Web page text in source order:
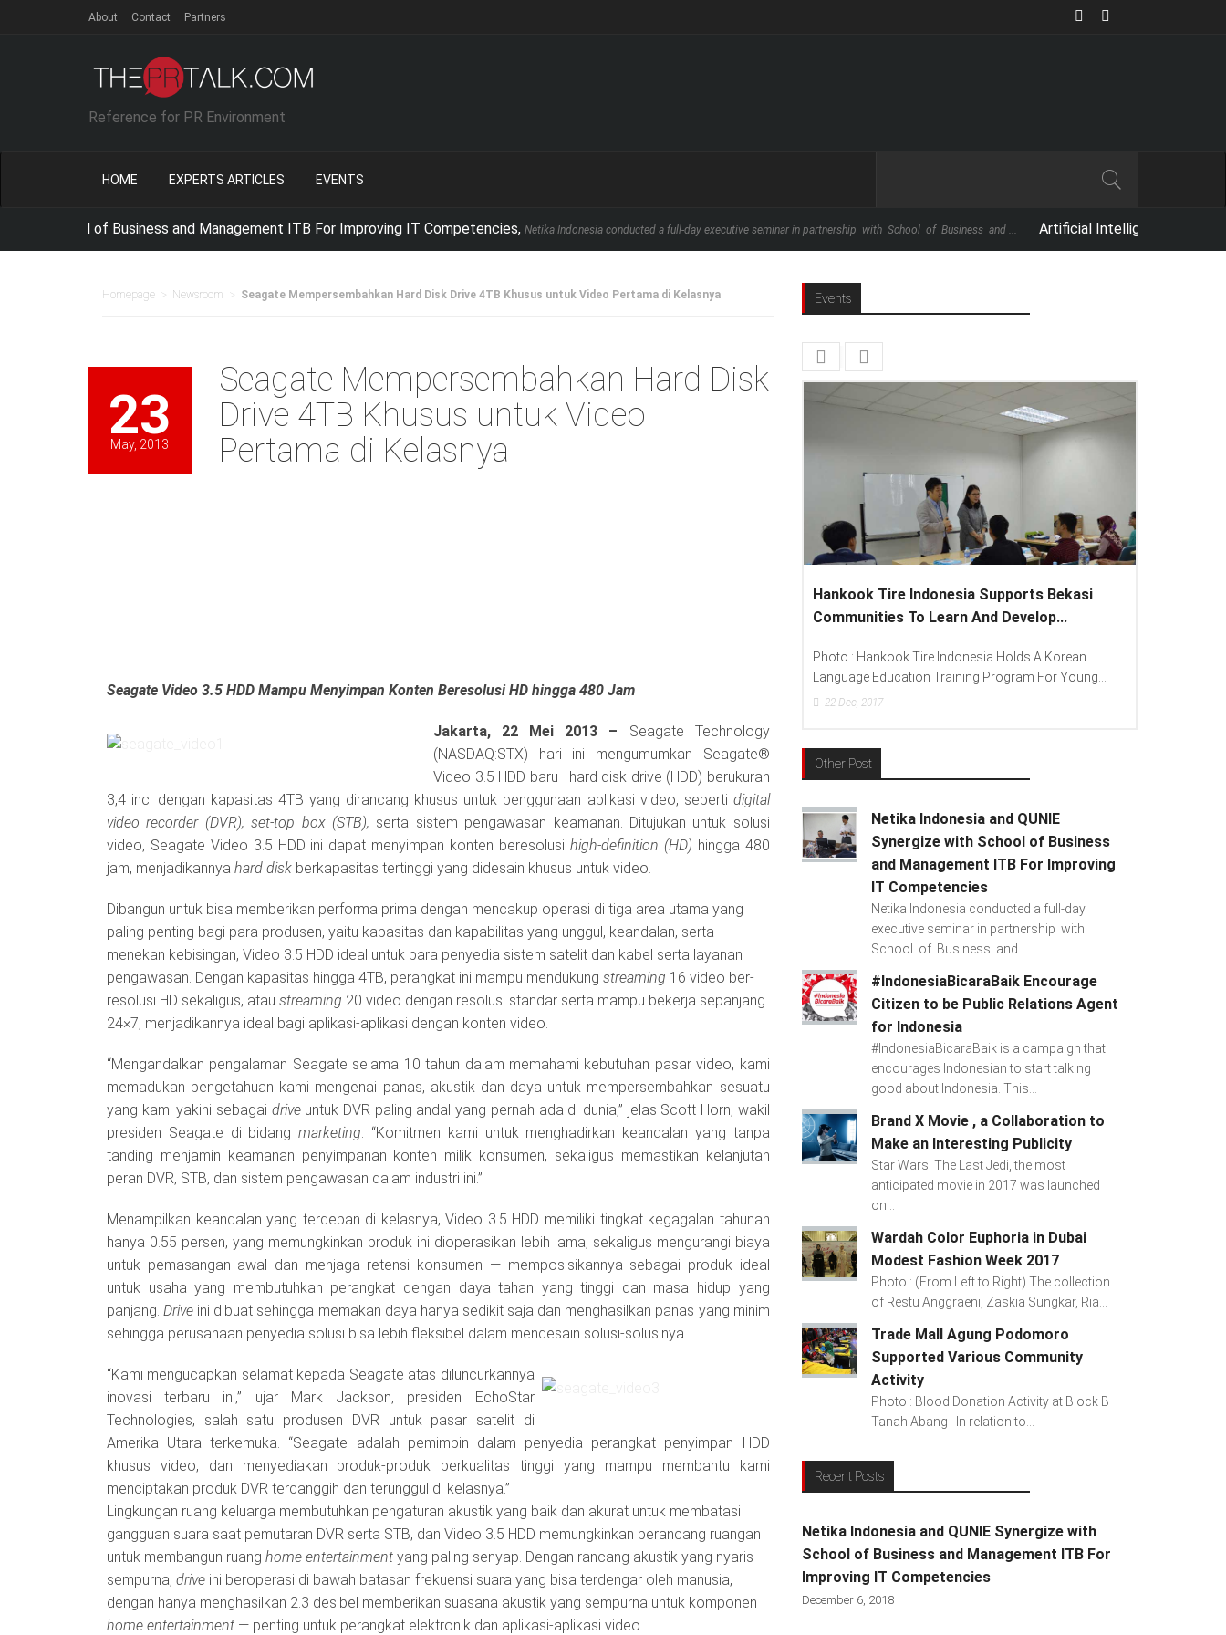
About Contact Partners
Reference for PR Environment
HOME EXPERTS ARTICLES EVENTS
of Business and Management ITB For Improving IT Competencies,Netika Indonesia conducted a full-day executive seminar in partnership with School of Business and ... Artificial Intelligence: The Next Big
Homepage Newsroom Seagate Mempersembahkan Hard Disk Drive 4TB Khusus untuk Video Pertama di Kelasnya
23
May, 2013
Seagate Mempersembahkan Hard Disk
Drive 4TB Khusus untuk Video
Pertama di Kelasnya
Seagate Video 3.5 HDD Mampu Menyimpan Konten Beresolusi HD hingga 480 Jam
Jakarta, 22 Mei 2013 – Seagate Technology
(NASDAQ:STX) hari ini mengumumkan Seagate®
Video 3.5 HDD baru—hard disk drive (HDD) berukuran
3,4 inci dengan kapasitas 4TB yang dirancang khusus untuk penggunaan aplikasi video, seperti digital
video recorder (DVR), set-top box (STB), serta sistem pengawasan keamanan. Ditujukan untuk solusi
video, Seagate Video 3.5 HDD ini dapat menyimpan konten beresolusi high-definition (HD) hingga 480
jam, menjadikannya hard disk berkapasitas tertinggi yang didesain khusus untuk video.
Dibangun untuk bisa memberikan performa prima dengan mencakup operasi di tiga area utama yang
paling penting bagi para produsen, yaitu kapasitas dan kapabilitas yang unggul, keandalan, serta
menekan kebisingan, Video 3.5 HDD ideal untuk para penyedia sistem satelit dan kabel serta layanan
pengawasan. Dengan kapasitas hingga 4TB, perangkat ini mampu mendukung streaming 16 video ber-
resolusi HD sekaligus, atau streaming 20 video dengan resolusi standar serta mampu bekerja sepanjang
24×7, menjadikannya ideal bagi aplikasi-aplikasi dengan konten video.
“Mengandalkan pengalaman Seagate selama 10 tahun dalam memahami kebutuhan pasar video, kami
memadukan pengetahuan kami mengenai panas, akustik dan daya untuk mempersembahkan sesuatu
yang kami yakini sebagai driveuntuk DVR paling andal yang pernah ada di dunia,” jelas Scott Horn, wakil
presiden Seagate di bidangmarketing. “Komitmen kami untuk menghadirkan keandalan yang tanpa
tanding menjamin keamanan penyimpanan konten milik konsumen, sekaligus memastikan kelanjutan
peran DVR, STB, dan sistem pengawasan dalam industri ini.”
Menampilkan keandalan yang terdepan di kelasnya, Video 3.5 HDD memiliki tingkat kegagalan tahunan
hanya 0.55 persen, yang memungkinkan produk ini dioperasikan lebih lama, sekaligus mengurangi biaya
untuk pemasangan awal dan menjaga retensi konsumen — memposisikannya sebagai produk ideal
untuk usaha yang membutuhkan perangkat dengan daya tahan yang tinggi dan masa hidup yang
panjang.Drive ini dibuat sehingga memakan daya hanya sedikit saja dan menghasilkan panas yang minim
sehingga perusahaan penyedia solusi bisa lebih fleksibel dalam mendesain solusi-solusinya.
“Kami mengucapkan selamat kepada Seagate atas diluncurkannya
inovasi terbaru ini,” ujar Mark Jackson, presiden EchoStar
Technologies, salah satu produsen DVR untuk pasar satelit di
Amerika Utara terkemuka. “Seagate adalah pemimpin dalam penyedia perangkat penyimpan HDD
khusus video, dan menyediakan produk-produk berkualitas tinggi yang mampu membantu kami
menciptakan produk DVR tercanggih dan terunggul di kelasnya.”
Lingkungan ruang keluarga membutuhkan pengaturan akustik yang baik dan akurat untuk membatasi
gangguan suara saat pemutaran DVR serta STB, dan Video 3.5 HDD memungkinkan perancang ruangan
untuk membangun ruang home entertainment yang paling senyap. Dengan rancang akustik yang nyaris
sempurna, drive ini beroperasi di bawah batasan frekuensi suara yang bisa terdengar oleh manusia,
dengan hanya menghasilkan 2.3 desibel memberikan suasana akustik yang sempurna untuk komponen
home entertainment — penting untuk perangkat elektronik dan aplikasi-aplikasi video.
Events
Hankook Tire Indonesia Supports Bekasi
Communities To Learn And Develop...
Photo : Hankook Tire Indonesia Holds A Korean
Language Education Training Program For Young...
22 Dec, 2017
Other Post
Netika Indonesia and QUNIE
Synergize with School of Business
and Management ITB For Improving
IT Competencies
Netika Indonesia conducted a full-day
executive seminar in partnership with
School of Business and ...
#IndonesiaBicaraBaik Encourage
Citizen to be Public Relations Agent
for Indonesia
#IndonesiaBicaraBaik is a campaign that
encourages Indonesian to start talking
good about Indonesia. This...
Brand X Movie , a Collaboration to
Make an Interesting Publicity
Star Wars: The Last Jedi, the most
anticipated movie in 2017 was launched
on...
Wardah Color Euphoria in Dubai
Modest Fashion Week 2017
Photo : (From Left to Right) The collection
of Restu Anggraeni, Zaskia Sungkar, Ria...
Trade Mall Agung Podomoro
Supported Various Community
Activity
Photo : Blood Donation Activity at Block B
Tanah Abang In relation to...
Recent Posts
Netika Indonesia and QUNIE Synergize with
School of Business and Management ITB For
Improving IT Competencies
December 6, 2018